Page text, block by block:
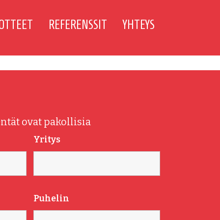
REFERENSSIT YHTEYS
ovat pakollisia
Yritys
Puhelin